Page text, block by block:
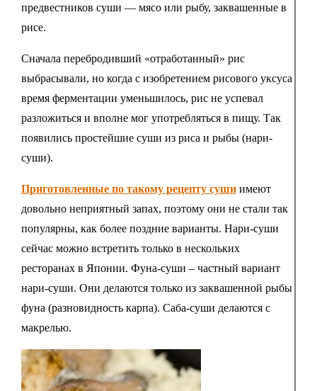
предвестников суши — мясо или рыбу, заквашенные в
рисе.
Сначала перебродивший «отработанный» рис
выбрасывали, но когда с изобретением рисового уксуса
время ферментации уменьшилось, рис не успевал
разложиться и вполне мог употребляться в пищу. Так
появились простейшие суши из риса и рыбы (нари-
суши).
Приготовленные по такому рецепту сушиимеют
довольно неприятный запах, поэтому они не стали так
популярны, как более поздние варианты. Нари-суши
сейчас можно встретить только в нескольких
ресторанах в Японии. Фуна-суши – частный вариант
нари-суши. Они делаются только из заквашенной рыбы
фуна (разновидность карпа). Саба-суши делаются с
макрелью.